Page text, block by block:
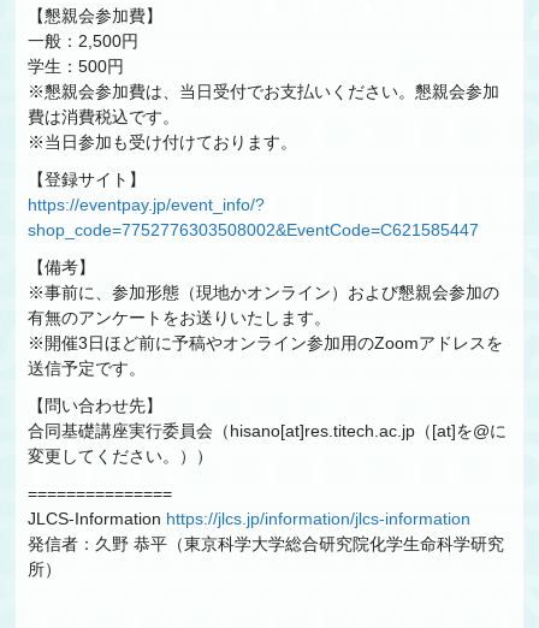
【懇親会参加費】
一般：2,500円
学生：500円
※懇親会参加費は、当日受付でお支払いください。懇親会参加
費は消費税込です。
※当日参加も受け付けております。
【登録サイト】
https://eventpay.jp/event_info/?
shop_code=7752776303508002&EventCode=C621585447
【備考】
※事前に、参加形態（現地かオンライン）および懇親会参加の
有無のアンケートをお送りいたします。
※開催3日ほど前に予稿やオンライン参加用のZoomアドレスを
送信予定です。
【問い合わせ先】
合同基礎講座実行委員会（hisano[at]res.titech.ac.jp（[at]を@に
変更してください。））
===============
JLCS-Information https://jlcs.jp/information/jlcs-information
発信者：久野 恭平（東京科学大学総合研究院化学生命科学研究
所）